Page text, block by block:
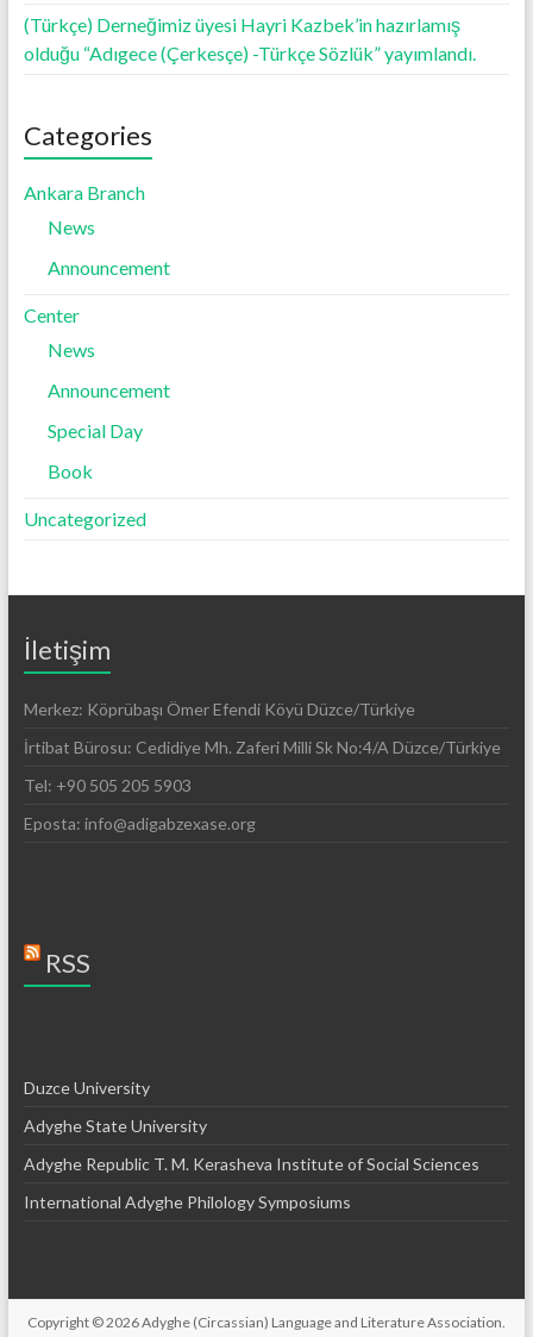
(Türkçe) Derneğimiz üyesi Hayri Kazbek’in hazırlamış
olduğu “Adıgece (Çerkesçe) -Türkçe Sözlük” yayımlandı.
Categories
Ankara Branch
News
Announcement
Center
News
Announcement
Special Day
Book
Uncategorized
İletişim
Merkez: Köprübaşı Ömer Efendi Köyü Düzce/Türkiye
İrtibat Bürosu: Cedidiye Mh. Zaferi Milli Sk No:4/A Düzce/Türkiye
Tel: +90 505 205 5903
Eposta: info@adigabzexase.org
RSS
Duzce University
Adyghe State University
Adyghe Republic T. M. Kerasheva Institute of Social Sciences
International Adyghe Philology Symposiums
Copyright © 2026Adyghe (Circassian) Language and Literature Association